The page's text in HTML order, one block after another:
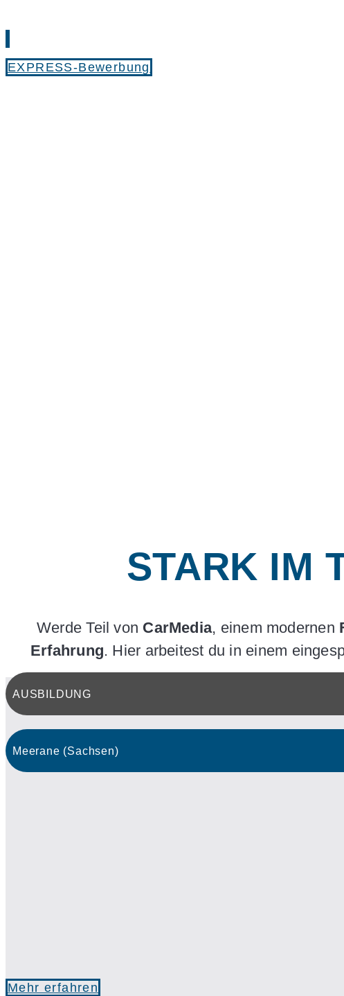
EXPRESS-Bewerbung
STARK IM
Werde Teil von CarMedia, einem modernen
Erfahrung. Hier arbeitest du in einem
AUSBILDUNG
Meerane (Sachsen)
Mehr erfahren